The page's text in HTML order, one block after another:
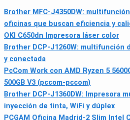
Brother MFC-J4350DW:
oficinas que buscan eficiencia y
OKI C650dn Impresora láser color
Brother DCP-J1260W: multifunción
y conectada
PcCom Work con AMD Ryzen 5
500GB V3 (pccom-pccom)
Brother DCP-J1360DW: Impresora
inyección de tinta, WiFi y dúplex
PCGAM Oficina Madrid-2 Slim Intel